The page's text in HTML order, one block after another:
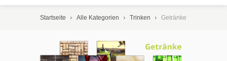
Startseite Alle Kategorien Trinken Getränke